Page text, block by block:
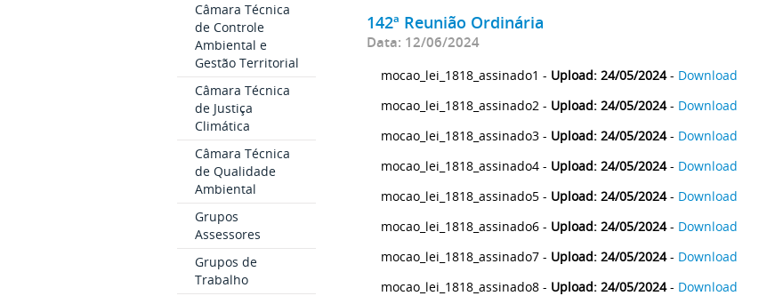
Câmara Técnica
de Controle
Ambiental e
Gestão Territorial
Câmara Técnica
de Justiça
Climática
Câmara Técnica
de Qualidade
Ambiental
Grupos
Assessores
Grupos de
Trabalho
142ª Reunião Ordinária
Data: 12/06/2024
mocao_lei_1818_assinado1 - Upload: 24/05/2024- Download
mocao_lei_1818_assinado2 - Upload: 24/05/2024- Download
mocao_lei_1818_assinado3 - Upload: 24/05/2024- Download
mocao_lei_1818_assinado4 - Upload: 24/05/2024- Download
mocao_lei_1818_assinado5 - Upload: 24/05/2024- Download
mocao_lei_1818_assinado6 - Upload: 24/05/2024- Download
mocao_lei_1818_assinado7 - Upload: 24/05/2024- Download
mocao_lei_1818_assinado8 - Upload: 24/05/2024- Download